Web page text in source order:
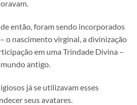
então, foram sendo incorporados
o nascimento virginal, a divinização
em uma Trindade Divina –
antigo.
já se utilizavam esses
seus avatares.